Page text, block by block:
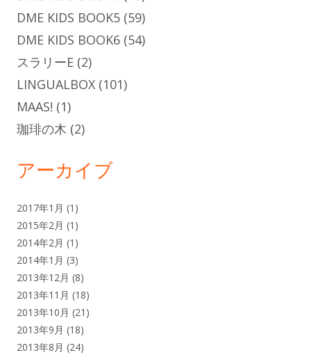
DME KIDS BOOK5 (59)
DME KIDS BOOK6 (54)
スラリーE (2)
LINGUALBOX (101)
MAAS! (1)
珈琲の木 (2)
アーカイブ
2017年1月 (1)
2015年2月 (1)
2014年2月 (1)
2014年1月 (3)
2013年12月 (8)
2013年11月 (18)
2013年10月 (21)
2013年9月 (18)
2013年8月 (24)